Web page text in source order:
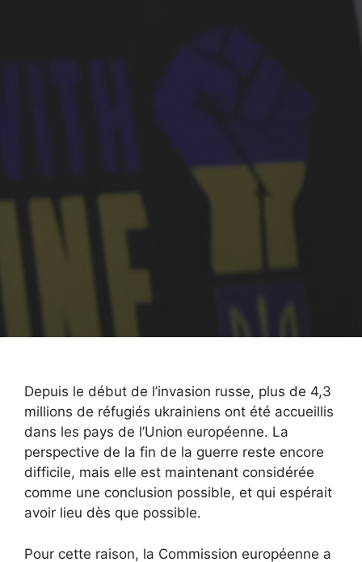
Depuis le début de l’invasion russe, plus de 4,3
millions de réfugiés ukrainiens ont été accueillis
dans les pays de l’Union européenne. La
perspective de la fin de la guerre reste encore
difficile, mais elle est maintenant considérée
comme une conclusion possible, et qui espérait
avoir lieu dès que possible.
Pour cette raison, la Commission européenne a